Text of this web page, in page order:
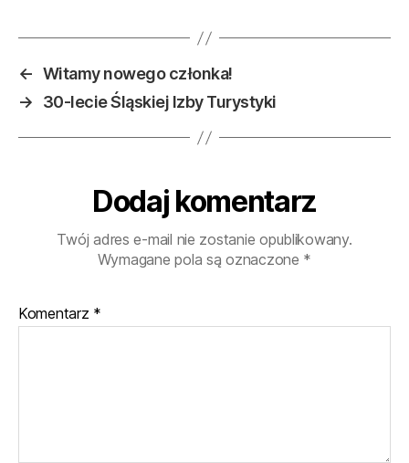
← Witamy nowego członka!
→
30-lecie Śląskiej Izby Turystyki
Dodaj komentarz
Twój adres e-mail nie zostanie opublikowany.
Wymagane pola są oznaczone *
Komentarz *